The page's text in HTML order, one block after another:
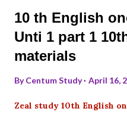
10 th English
Unti 1 part 1
materials
ByCentum Study April 16,
Zeal study 10th English